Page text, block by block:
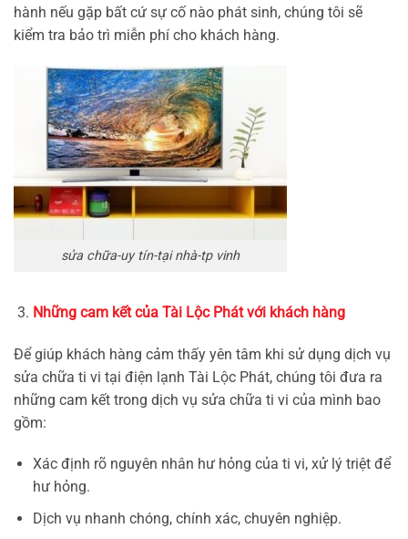
hành nếu gặp bất cứ sự cố nào phát sinh, chúng tôi sẽ
kiểm tra bảo trì miễn phí cho khách hàng.
sửa chữa-uy tín-tại nhà-tp vinh
Những cam kết của Tài Lộc Phát với khách hàng
Để giúp khách hàng cảm thấy yên tâm khi sử dụng dịch vụ
sửa chữa ti vi tại điện lạnh Tài Lộc Phát, chúng tôi đưa ra
những cam kết trong dịch vụ sửa chữa ti vi của mình bao
gồm:
Xác định rõ nguyên nhân hư hỏng của ti vi, xử lý triệt để
hư hỏng.
Dịch vụ nhanh chóng, chính xác, chuyên nghiệp.